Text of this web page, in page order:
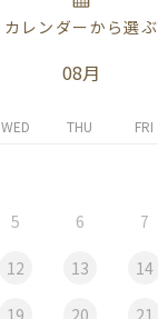
カレンダーから選ぶ
08月
WED THU FRI
5 6 7
12 13 14